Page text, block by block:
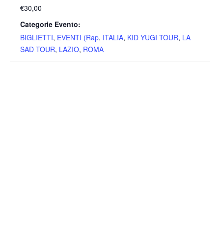
€30,00
Categorie Evento:
BIGLIETTI, EVENTI (Rap, ITALIA, KID YUGI TOUR, LA
SAD TOUR, LAZIO, ROMA